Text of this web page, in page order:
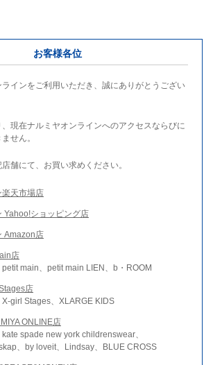
お客様各位
インをご利用いただき、誠にありがとうござい
現在ナルミヤオンラインへのアクセスならびに
せん。
舗にて、お買い求めください。
天市場店
Yahoo!ショッピング店
Amazon店
店
main、petit main LIEN、b・ROOM
店
girl Stages、XLARGE KIDS
ONLINE店
spade new york childrenswear、
、by loveit、Lindsay、BLUE CROSS